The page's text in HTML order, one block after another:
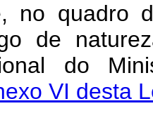
no quadro
de
do
VI desta